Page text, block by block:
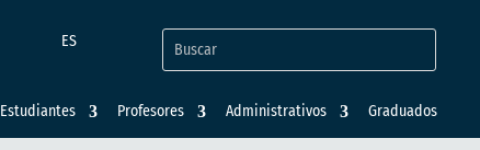
ES
Estudiantes Profesores Administrativos Graduados